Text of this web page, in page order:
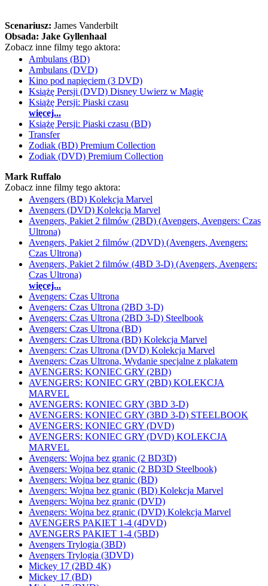
Scenariusz: James Vanderbilt
Obsada: Jake Gyllenhaal
Zobacz inne filmy tego aktora:
Ambulans (BD)
Ambulans (DVD)
Kino pod napięciem (3 DVD)
Książę Persji (DVD) Disney Uwierz w Magię
Książę Persji: Piaski czasu
więcej...
Książę Persji: Piaski czasu (BD)
Transfer
Zodiak (BD) Premium Collection
Zodiak (DVD) Premium Collection
Mark Ruffalo
Zobacz inne filmy tego aktora:
Avengers (BD) Kolekcja Marvel
Avengers (DVD) Kolekcja Marvel
Avengers, Pakiet 2 filmów (2BD) (Avengers, Avengers: Czas
Ultrona)
Avengers, Pakiet 2 filmów (2DVD) (Avengers, Avengers:
Czas Ultrona)
Avengers, Pakiet 2 filmów (4BD 3-D) (Avengers, Avengers:
Czas Ultrona)
więcej...
Avengers: Czas Ultrona
Avengers: Czas Ultrona (2BD 3-D)
Avengers: Czas Ultrona (2BD 3-D) Steelbook
Avengers: Czas Ultrona (BD)
Avengers: Czas Ultrona (BD) Kolekcja Marvel
Avengers: Czas Ultrona (DVD) Kolekcja Marvel
Avengers: Czas Ultrona, Wydanie specjalne z plakatem
AVENGERS: KONIEC GRY (2BD)
AVENGERS: KONIEC GRY (2BD) KOLEKCJA
MARVEL
AVENGERS: KONIEC GRY (3BD 3-D)
AVENGERS: KONIEC GRY (3BD 3-D) STEELBOOK
AVENGERS: KONIEC GRY (DVD)
AVENGERS: KONIEC GRY (DVD) KOLEKCJA
MARVEL
Avengers: Wojna bez granic (2 BD3D)
Avengers: Wojna bez granic (2 BD3D Steelbook)
Avengers: Wojna bez granic (BD)
Avengers: Wojna bez granic (BD) Kolekcja Marvel
Avengers: Wojna bez granic (DVD)
Avengers: Wojna bez granic (DVD) Kolekcja Marvel
AVENGERS PAKIET 1-4 (4DVD)
AVENGERS PAKIET 1-4 (5BD)
Avengers Trylogia (3BD)
Avengers Trylogia (3DVD)
Mickey 17 (2BD 4K)
Mickey 17 (BD)